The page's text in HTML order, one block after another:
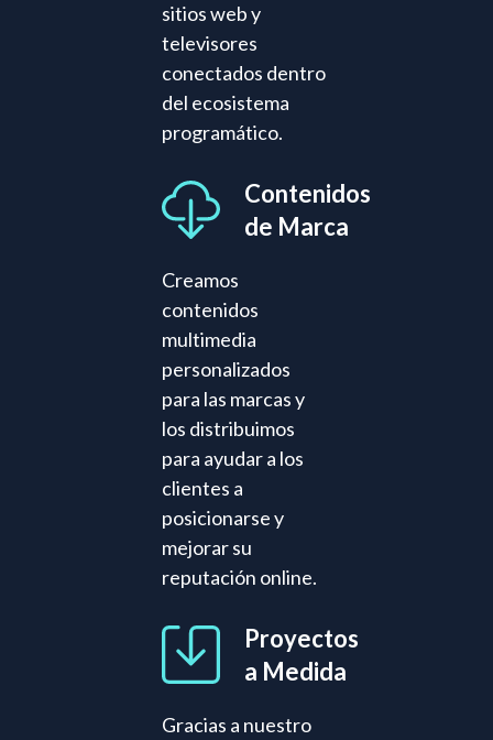
sitios web y
televisores
conectados dentro
del ecosistema
programático.
Contenidos
de Marca
Creamos
contenidos
multimedia
personalizados
para las marcas y
los distribuimos
para ayudar a los
clientes a
posicionarse y
mejorar su
reputación online.
Proyectos
a Medida
Gracias a nuestro